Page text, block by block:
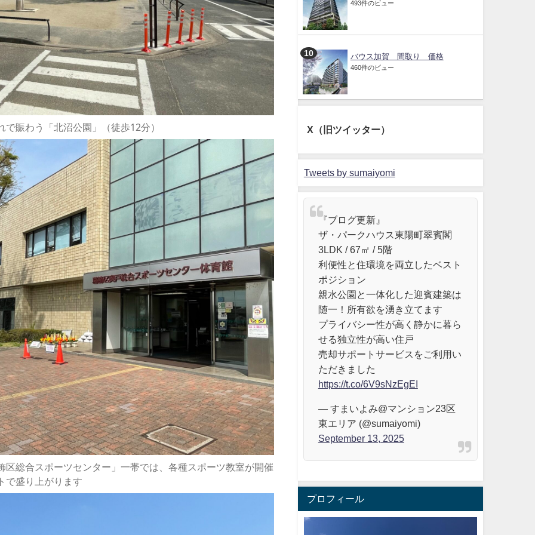
で賑わう「北沼公園」（徒歩12分）
総合スポーツセンター」一帯では、各種スポーツ教室が開催
で盛り上がります
493件のビュー
バウス加賀 間取り 価格
460件のビュー
X（旧ツイッター）
Tweets by sumaiyomi
『ブログ更新』
ザ・パークハウス東陽町翠賓閣
3LDK / 67㎡ / 5階
利便性と住環境を両立したベスト
ポジション
親水公園と一体化した迎賓建築は
随一！所有欲を湧き立てます
プライバシー性が高く静かに暮ら
せる独立性が高い住戸
売却サポートサービスをご利用い
ただきました
https://t.co/6V9sNzEgEI
— すまいよみ@マンション23区
東エリア (@sumaiyomi)
September 13, 2025
プロフィール